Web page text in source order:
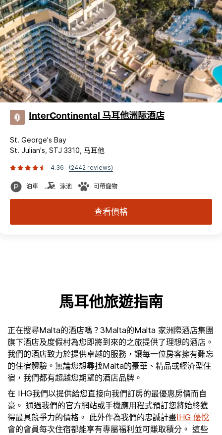
InterContinental 马耳他洲际酒店
St. George's Bay
St. Julian's, STJ 3310, 马耳他
4.36 (2442 reviews)
泊車 泳池 可帶寵物
查看價格
馬耳他旅遊指南
正在搜尋Malta的酒店嗎？3Malta的Malta 家洲際酒店集團
旗下酒店及度假村為您即將到來的之旅提供了理想的酒店。
我們的酒店致力於提供卓越的服務，讓每一位房客擁有難忘
的住宿體驗。無論您想尋找Malta的豪華、精品或經濟型住
宿，我們都有超越您期望的酒店品牌。
在 IHG我們以提供給您直接向我們訂房的最優惠房價而自
豪。 通過我們的官方網站或手機應用程式預訂您將始終獲
得最具競爭力的價格。 此外作為我們的忠誠計畫IHG 優悅
會的會員每次住宿都能享有專屬福利並可賺取積分。 這些